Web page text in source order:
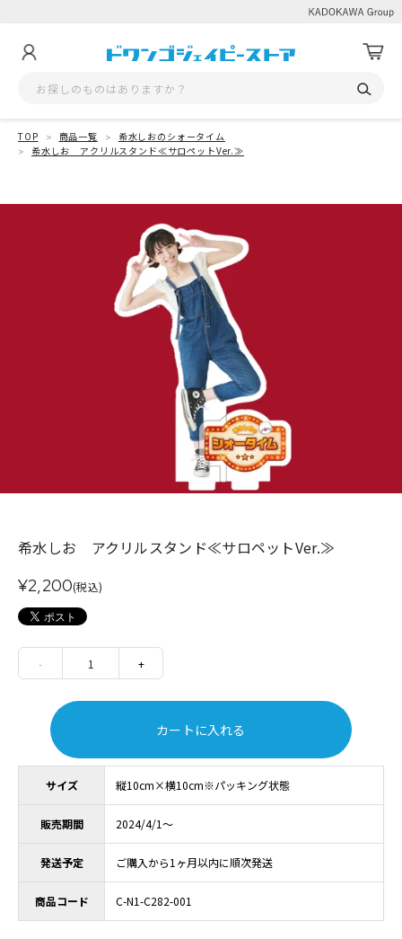
TOP 商品一覧
希水しおのシォータイム
希水しお アクリルスタンド≪サロペットVer.≫
サイズ 縦10cm×横10cm※パッキング状態
販売期間 2024/4/1～
発送予定 ご購入から1ヶ月以内に順次発送
商品コード C-N1-C282-001
希水しお アクリルスタンド≪サロペットVer.≫
¥2,200(税込)
- 1 +
カートに入れる